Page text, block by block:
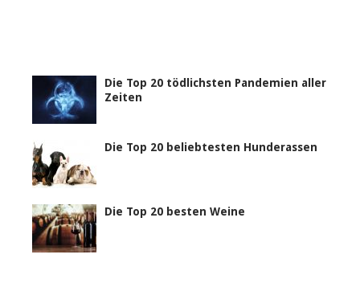
Die Top 20 tödlichsten Pandemien aller
Zeiten
Die Top 20 beliebtesten Hunderassen
Die Top 20 besten Weine